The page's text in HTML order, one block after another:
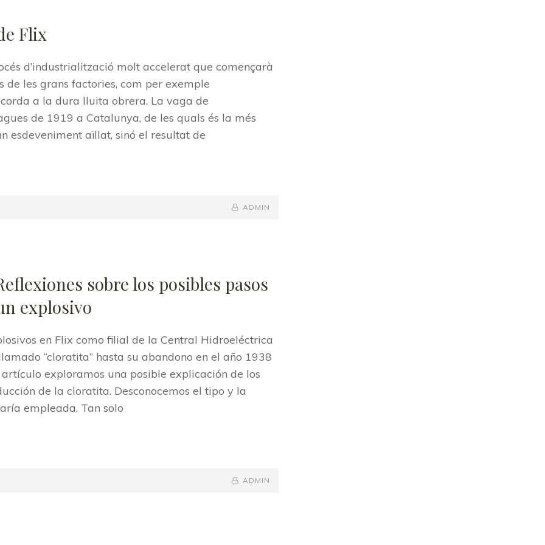
Flix
d’industrialització molt accelerat que començarà
les grans factories, com per exemple
a la dura lluita obrera. La vaga de
de 1919 a Catalunya, de les quals és la més
esdeveniment aïllat, sinó el resultat de
BY
BYLINE
ADMIN
sobre los posibles pasos
explosivo
en Flix como filial de la Central Hidroeléctrica
“cloratita” hasta su abandono en el año 1938
exploramos una posible explicación de los
de la cloratita. Desconocemos el tipo y la
empleada. Tan solo
BY
BYLINE
ADMIN